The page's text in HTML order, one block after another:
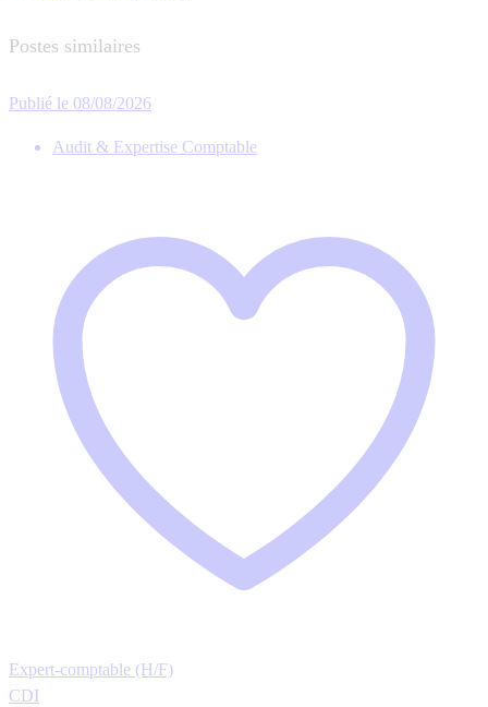
Postes similaires
Publié le 08/08/2026
Audit & Expertise Comptable
Expert-comptable (H/F)
CDI